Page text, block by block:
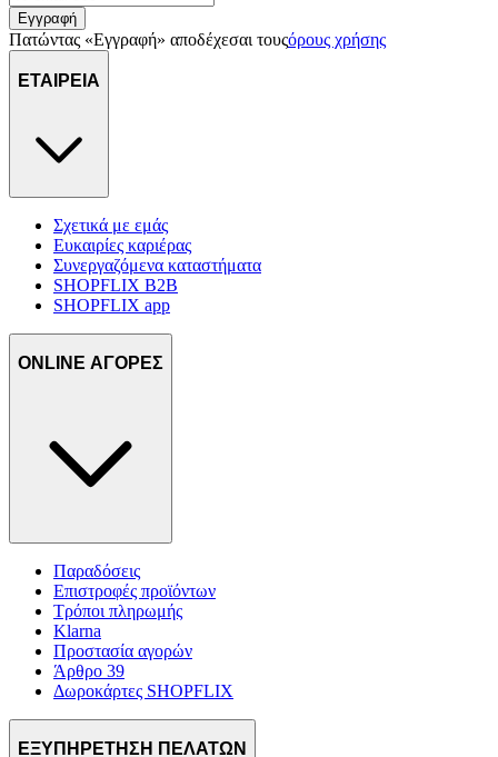
Εγγραφή
Πατώντας «Εγγραφή» αποδέχεσαι τουςόρους χρήσης
ΕΤΑΙΡΕΙΑ
Σχετικά με εμάς
Ευκαιρίες καριέρας
Συνεργαζόμενα καταστήματα
SHOPFLIX B2B
SHOPFLIX app
ONLINE ΑΓΟΡΕΣ
Παραδόσεις
Επιστροφές προϊόντων
Τρόποι πληρωμής
Klarna
Προστασία αγορών
Άρθρο 39
Δωροκάρτες SHOPFLIX
ΕΞΥΠΗΡΕΤΗΣΗ ΠΕΛΑΤΩΝ